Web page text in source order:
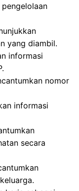
yang diambil.
informasi
nomor
informasi
secara